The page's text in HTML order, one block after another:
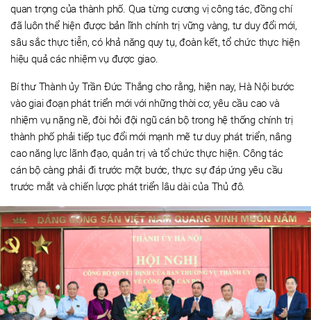
quan trọng của thành phố. Qua từng cương vị công tác, đồng chí
đã luôn thể hiện được bản lĩnh chính trị vững vàng, tư duy đổi mới,
sâu sắc thực tiễn, có khả năng quy tụ, đoàn kết, tổ chức thực hiện
hiệu quả các nhiệm vụ được giao.
Bí thư Thành ủy Trần Đức Thắng cho rằng, hiện nay, Hà Nội bước
vào giai đoạn phát triển mới với những thời cơ, yêu cầu cao và
nhiệm vụ nặng nề, đòi hỏi đội ngũ cán bộ trong hệ thống chính trị
thành phố phải tiếp tục đổi mới mạnh mẽ tư duy phát triển, nâng
cao năng lực lãnh đạo, quản trị và tổ chức thực hiện. Công tác
cán bộ càng phải đi trước một bước, thực sự đáp ứng yêu cầu
trước mắt và chiến lược phát triển lâu dài của Thủ đô.